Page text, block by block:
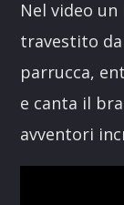
Nel video
travestito
parrucca,
e canta il
avventori